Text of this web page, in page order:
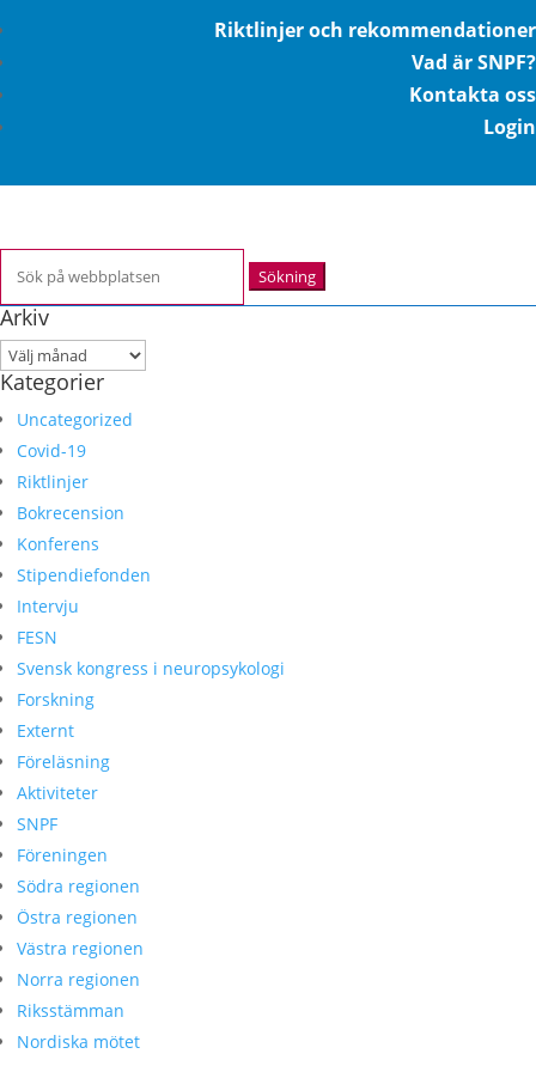
Riktlinjer och rekommendationer
Vad är SNPF?
Kontakta oss
Login
efter:
Arkiv
Arkiv
Kategorier
Uncategorized
Covid-19
Riktlinjer
Bokrecension
Konferens
Stipendiefonden
Intervju
FESN
Svensk kongress i neuropsykologi
Forskning
Externt
Föreläsning
Aktiviteter
SNPF
Föreningen
Södra regionen
Östra regionen
Västra regionen
Norra regionen
Riksstämman
Nordiska mötet